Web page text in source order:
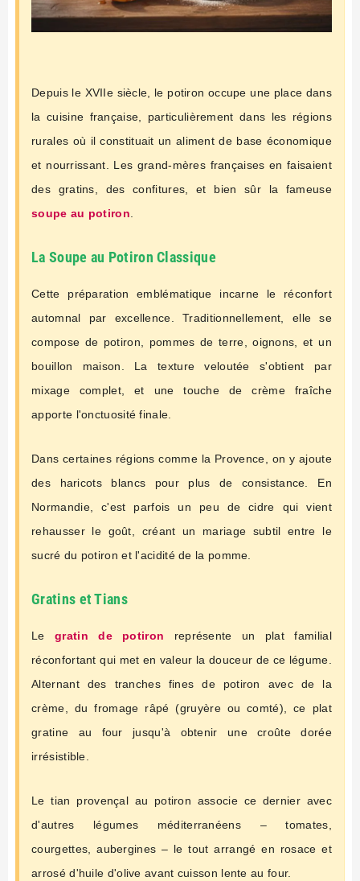
Depuis le XVIIe siècle, le potiron occupe une place dans
la cuisine française, particulièrement dans les régions
rurales où il constituait un aliment de base économique
et nourrissant. Les grand-mères françaises en faisaient
des gratins, des confitures, et bien sûr la fameuse
soupe au potiron
La Soupe au Potiron Classique
Cette préparation emblématique incarne le réconfort
automnal par excellence. Traditionnellement, elle se
compose de potiron, pommes de terre, oignons, et un
bouillon maison. La texture veloutée s'obtient par
mixage complet, et une touche de crème fraîche
apporte l'onctuosité finale.
Dans certaines régions comme la Provence, on y ajoute
des haricots blancs pour plus de consistance. En
Normandie, c'est parfois un peu de cidre qui vient
rehausser le goût, créant un mariage subtil entre le
sucré du potiron et l'acidité de la pomme.
Gratins et Tians
Legratin de potiron représente un plat familial
réconfortant qui met en valeur la douceur de ce légume.
Alternant des tranches fines de potiron avec de la
crème, du fromage râpé (gruyère ou comté), ce plat
gratine au four jusqu'à obtenir une croûte dorée
irrésistible.
Le tian provençal au potiron associe ce dernier avec
d'autres légumes méditerranéens – tomates,
courgettes, aubergines – le tout arrangé en rosace et
arrosé d'huile d'olive avant cuisson lente au four.